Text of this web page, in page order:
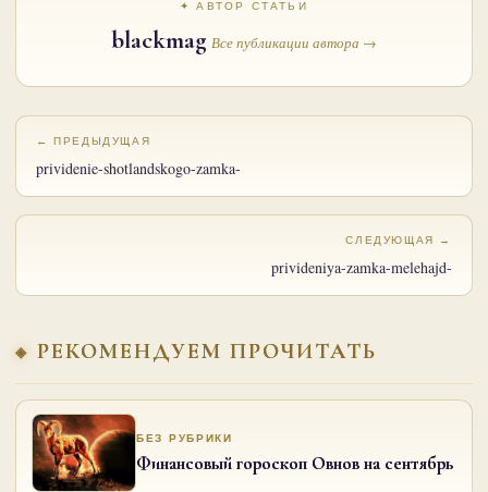
✦ АВТОР СТАТЬИ
blackmag Все публикации автора →
← ПРЕДЫДУЩАЯ
prividenie-shotlandskogo-zamka-
СЛЕДУЮЩАЯ →
privideniya-zamka-melehajd-
РЕКОМЕНДУЕМ ПРОЧИТАТЬ
БЕЗ РУБРИКИ
Финансовый гороскоп Овнов на сентябрь